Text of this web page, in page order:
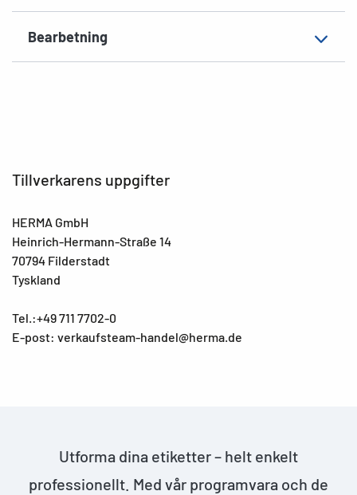
Bearbetning
Tillverkarens uppgifter
HERMA GmbH
Heinrich-Hermann-Straße 14
70794 Filderstadt
Tyskland
Tel.:+49 711 7702-0
E-post: verkaufsteam-handel@herma.de
Utforma dina etiketter – helt enkelt
professionellt. Med vår programvara och de